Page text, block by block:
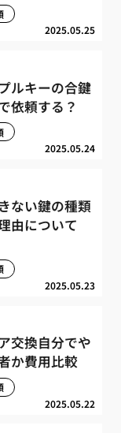
2025.05.25
ルキーの合鍵
依頼する？
2025.05.24
ない鍵の種類
由について
2025.05.23
交換自分でや
か費用比較
2025.05.22